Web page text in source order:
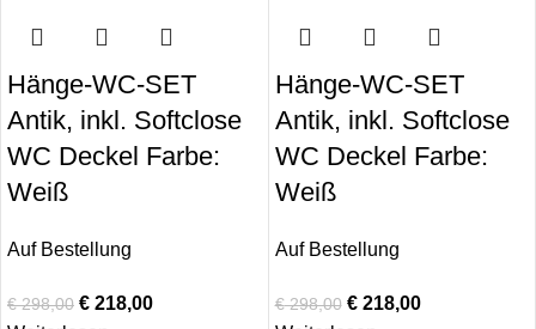
Hänge-WC-SET
Antik, inkl. Softclose
WC Deckel Farbe:
Weiß
Auf Bestellung
€298,00 € 218,00
Hänge-WC-SET
Antik, inkl. Softclose
WC Deckel Farbe:
Weiß
Auf Bestellung
€298,00 €218,00